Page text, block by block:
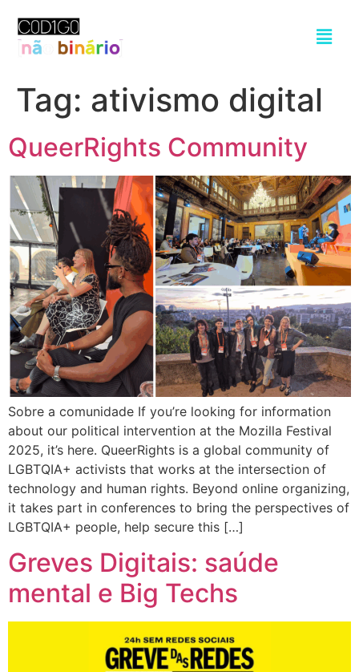
Tag: ativismo digital
QueerRights Community
Sobre a comunidade If you’re looking for information
about our political intervention at the Mozilla Festival
2025, it’s here. QueerRights is a global community of
LGBTQIA+ activists that works at the intersection of
technology and human rights. Beyond online organizing,
it takes part in conferences to bring the perspectives of
LGBTQIA+ people, help secure this […]
Greves Digitais: saúde
mental e Big Techs